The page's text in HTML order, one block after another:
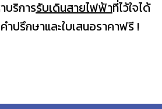
บริการรับเดินสายไฟฟ้าที่ไว้ใจได้
ปรึกษาและใบเสนอราคาฟรี !